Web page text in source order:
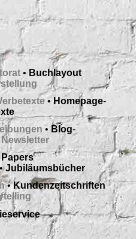
• Buchlayout
•Homepage-
•Blog-
Newsletter
Papers
Jubiläumsbücher
• Kundenzeitschriften